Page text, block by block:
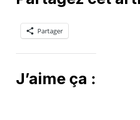
Partager
J’aime ça :